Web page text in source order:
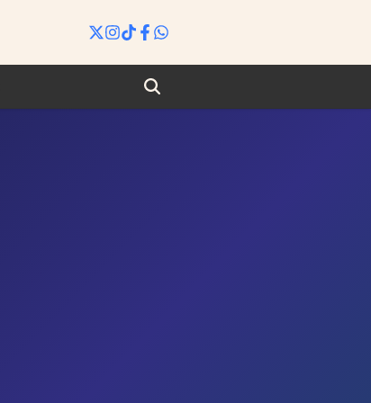
Search